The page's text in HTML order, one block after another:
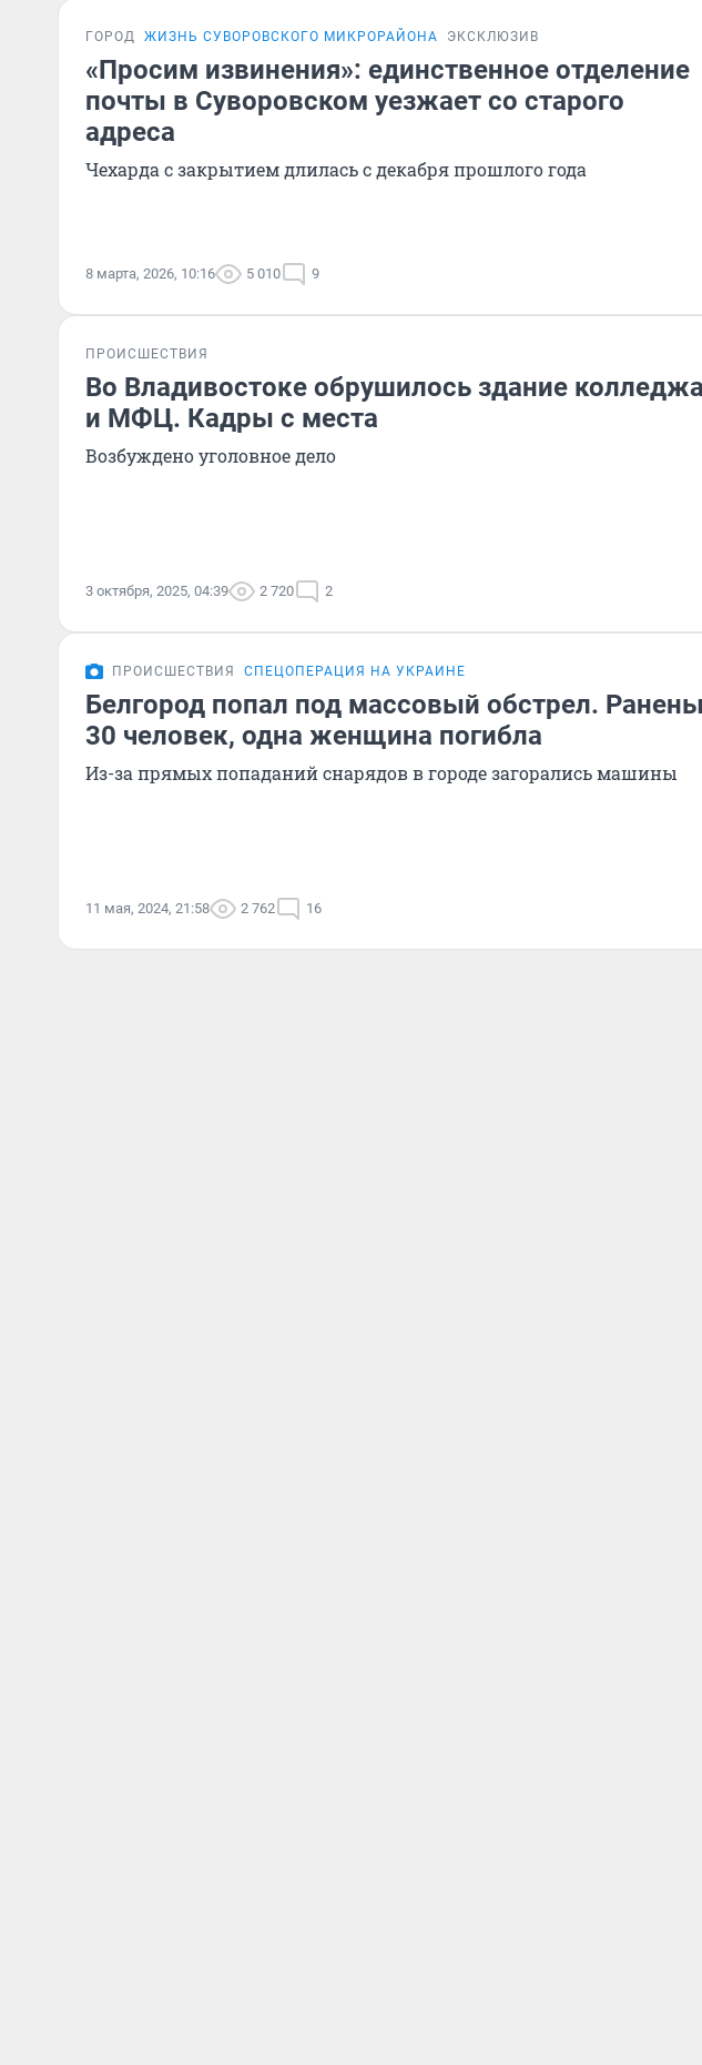
ГОРОД ЖИЗНЬ СУВОРОВСКОГО МИКРОРАЙОНА ЭКСКЛЮЗИВ
«Просим извинения»: единственное отделение
почты в Суворовском уезжает со старого
адреса
Чехарда с закрытием длилась с декабря прошлого года
8 марта, 2026, 10:16 5 010 9
ПРОИСШЕСТВИЯ
Во Владивостоке обрушилось здание колледжа
и МФЦ. Кадры с места
Возбуждено уголовное дело
3 октября, 2025, 04:39 2 720 2
ПРОИСШЕСТВИЯ СПЕЦОПЕРАЦИЯ НА УКРАИНЕ
Белгород попал под массовый обстрел. Ранены
30 человек, одна женщина погибла
Из-за прямых попаданий снарядов в городе загорались машины
11 мая, 2024, 21:58 2 762 16